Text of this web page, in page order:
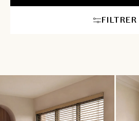
assurant une ambiance à la fois
FILTRER